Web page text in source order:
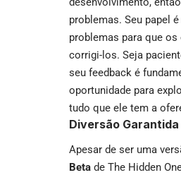
problemas. Seu papel
problemas para que
corrigi-los. Seja
seu feedback é
oportunidade para
tudo que ele tem a
Diversão Garantida
Apesar de ser uma
Beta de The Hidden